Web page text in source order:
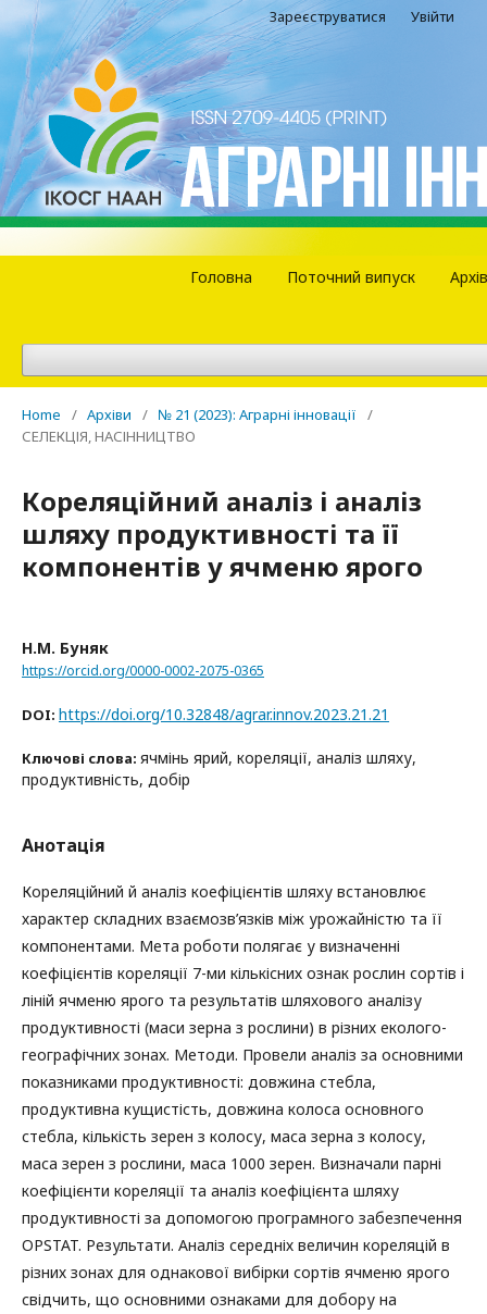
Головна Поточний випуск
Зареєструватися Увійти
Home / Архіви / № 21 (2023): Аграрні інновації
/
СЕЛЕКЦІЯ, НАСІННИЦТВО
Кореляційний аналіз і аналіз
шляху продуктивності та її
компонентів у ячменю ярого
Н.М. Буняк
https://orcid.org/0000-0002-2075-0365
DOI: https://doi.org/10.32848/agrar.innov.2023.21.21
Ключові слова: ячмінь ярий, кореляції, аналіз шляху,
продуктивність, добір
Анотація
Кореляційний й аналіз коефіцієнтів шляху встановлює
характер складних взаємозв’язків між урожайністю та її
компонентами. Мета роботи полягає у визначенні
коефіцієнтів кореляції 7-ми кількісних ознак рослин сортів і
ліній ячменю ярого та результатів шляхового аналізу
продуктивності (маси зерна з рослини) в різних еколого-
географічних зонах. Методи. Провели аналіз за основними
показниками продуктивності: довжина стебла,
продуктивна кущистість, довжина колоса основного
стебла, кількість зерен з колосу, маса зерна з колосу,
маса зерен з рослини, маса 1000 зерен. Визначали парні
коефіцієнти кореляції та аналіз коефіцієнта шляху
продуктивності за допомогою програмного забезпечення
OPSTAT. Результати. Аналіз середніх величин кореляцій в
різних зонах для однакової вибірки сортів ячменю ярого
свідчить, що основними ознаками для добору на